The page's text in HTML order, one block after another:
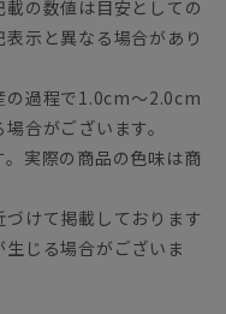
の数値は目安としての
示と異なる場合があり
の過程で1.0cm～2.0cm
合がございます。
実際の商品の色味は商
けて掲載しております
じる場合がございま